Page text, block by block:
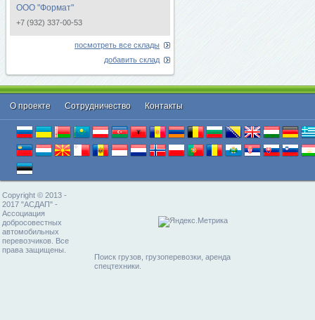
ООО "Формат"
+7 (932) 337-00-53
посмотреть все склады
добавить склад
О проекте Cотрудничество Контакты
Copyright © 2013 -
2017 "АСДАП" -
Ассоциация
добросовестных
автомобильных
перевозчиков. Все
права защищены.
Поиск грузов, грузоперевозки, аренда
спецтехники.